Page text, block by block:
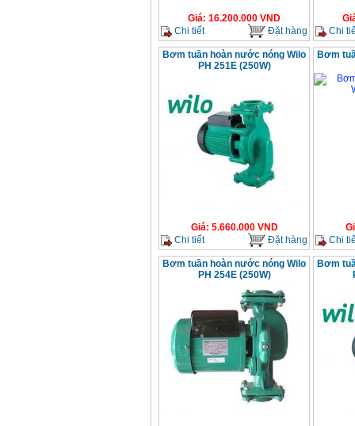
Giá: 16.200.000 VND
Chi tiết
Đặt hàng
Chi
Bơm tuần hoàn nước nóng Wilo
PH 251E (250W)
Giá: 5.660.000VND
Chi tiết
Đặt hàng
Bơm
Chi
Bơm tuần hoàn nước nóng Wilo
PH 254E (250W)
Bơm